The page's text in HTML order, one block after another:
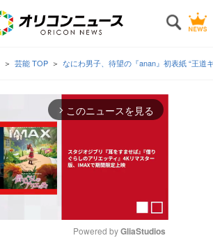
芸能 TOP なにわ男子、待望の『anan』初表紙 “王
arrow_forward_ios このニュースを見る
Powered by GliaStudios